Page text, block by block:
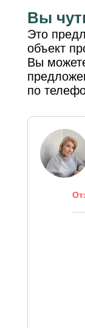
Вы
Это
объект
Вы
по